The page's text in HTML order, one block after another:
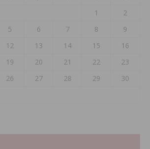
1
2
5 6 7 8
9
12 13 14 15
16
19 20 21 22
23
26 27 28 29
30